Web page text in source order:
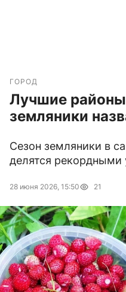
ГОРОД
Лучшие
земляники
Сезон земляники в
делятся
28 июня 2026, 15:50 21